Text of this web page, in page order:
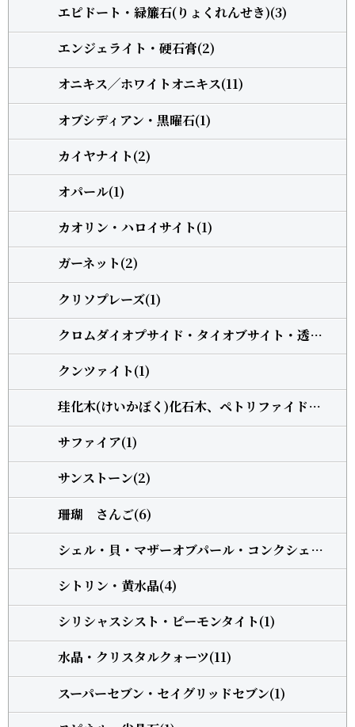
エピドート・緑簾石(りょくれんせき)(3)
エンジェライト・硬石膏(2)
オニキス╱ホワイトオニキス(11)
オブシディアン・黒曜石(1)
カイヤナイト(2)
オパール(1)
カオリン・ハロイサイト(1)
ガーネット(2)
クリソプレーズ(1)
クロムダイオプサイド・タイオブサイト・透輝石(1)
クンツァイト(1)
珪化木(けいかぼく)化石木、ペトリファイドウッド(1)
サファイア(1)
サンストーン(2)
珊瑚 さんご(6)
シェル・貝・マザーオブパール・コンクシェル(1)
シトリン・黄水晶(4)
シリシャスシスト・ピーモンタイト(1)
水晶・クリスタルクォーツ(11)
スーパーセブン・セイグリッドセブン(1)